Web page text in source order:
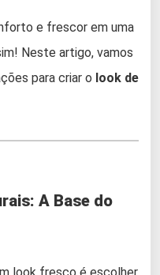
e frescor em uma
Neste artigo, vamos
para criar o look de
A Base do